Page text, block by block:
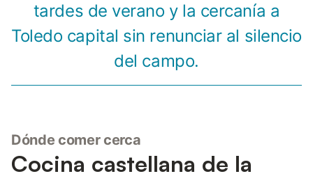
tardes de verano y la cercanía a
Toledo capital sin renunciar al silencio
del campo.
Dónde comer cerca
Cocina castellana de la